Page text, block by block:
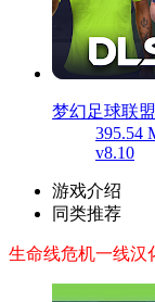
梦幻足球联
395.54
v8.10
游戏介绍
同类推荐
生命线危机一线汉